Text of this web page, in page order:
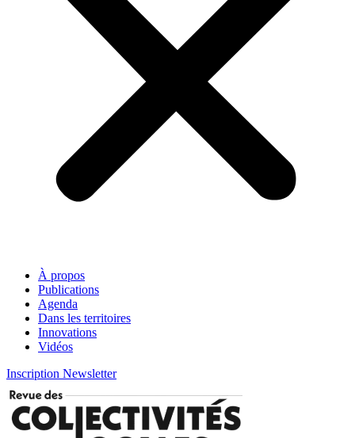
À propos
Publications
Agenda
Dans les territoires
Innovations
Vidéos
Inscription Newsletter